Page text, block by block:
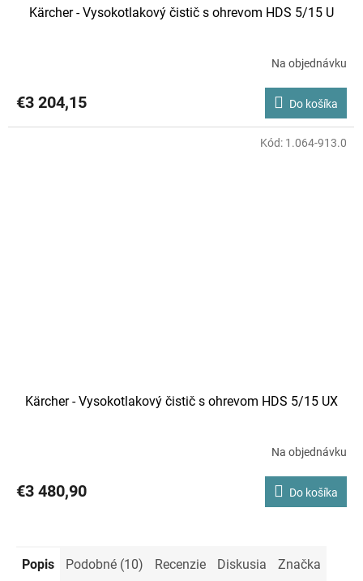
Kärcher - Vysokotlakový čistič s ohrevom HDS 5/15 U
Na objednávku
€3 204,15 Do košíka
Kärcher - Vysokotlakový čistič s ohrevom HDS 5/15 UX
Na objednávku
€3 480,90 Do košíka
Kód: 1.064-913.0
Popis Podobné (10) Recenzie Diskusia Značka